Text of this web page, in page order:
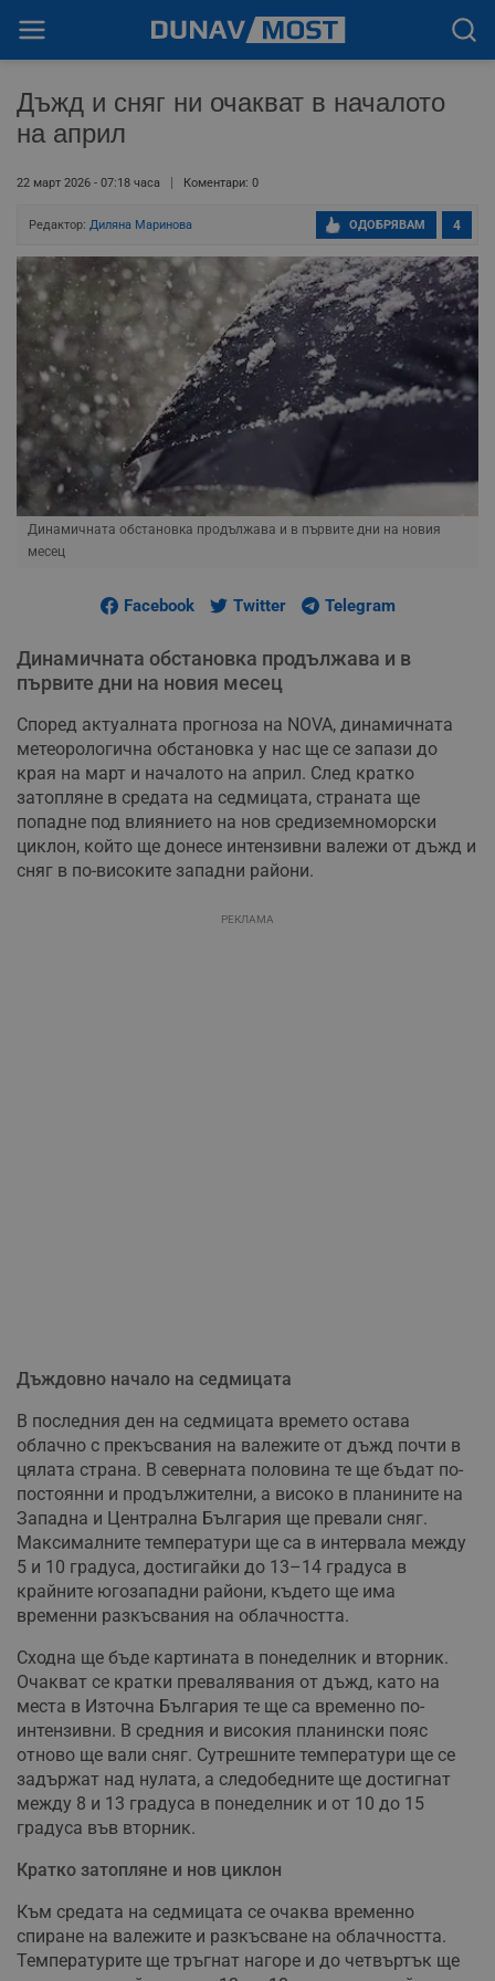
Дъжд и сняг ни очакват в началото
на април
22 март 2026 - 07:18 часа Коментари: 0
Редактор: Диляна Маринова 4
ОДОБРЯВАМ
Динамичната обстановка продължава и в първите дни на новия
месец
Facebook Twitter Telegram
Динамичната обстановка продължава и в
първите дни на новия месец
Според актуалната прогноза на NOVA, динамичната
метеорологична обстановка у нас ще се запази до
края на март и началото на април. След кратко
затопляне в средата на седмицата, страната ще
попадне под влиянието на нов средиземноморски
циклон, който ще донесе интензивни валежи от дъжд и
сняг в по-високите западни райони.
РЕКЛАМА
Дъждовно начало на седмицата
В последния ден на седмицата времето остава
облачно с прекъсвания на валежите от дъжд почти в
цялата страна. В северната половина те ще бъдат по-
постоянни и продължителни, а високо в планините на
Западна и Централна България ще превали сняг.
Максималните температури ще са в интервала между
5 и 10 градуса, достигайки до 13–14 градуса в
крайните югозападни райони, където ще има
временни разкъсвания на облачността.
Сходна ще бъде картината в понеделник и вторник.
Очакват се кратки превалявания от дъжд, като на
места в Източна България те ще са временно по-
интензивни. В средния и високия планински пояс
отново ще вали сняг. Сутрешните температури ще се
задържат над нулата, а следобедните ще достигнат
между 8 и 13 градуса в понеделник и от 10 до 15
градуса във вторник.
Кратко затопляне и нов циклон
Към средата на седмицата се очаква временно
спиране на валежите и разкъсване на облачността.
Температурите ще тръгнат нагоре и до четвъртък ще